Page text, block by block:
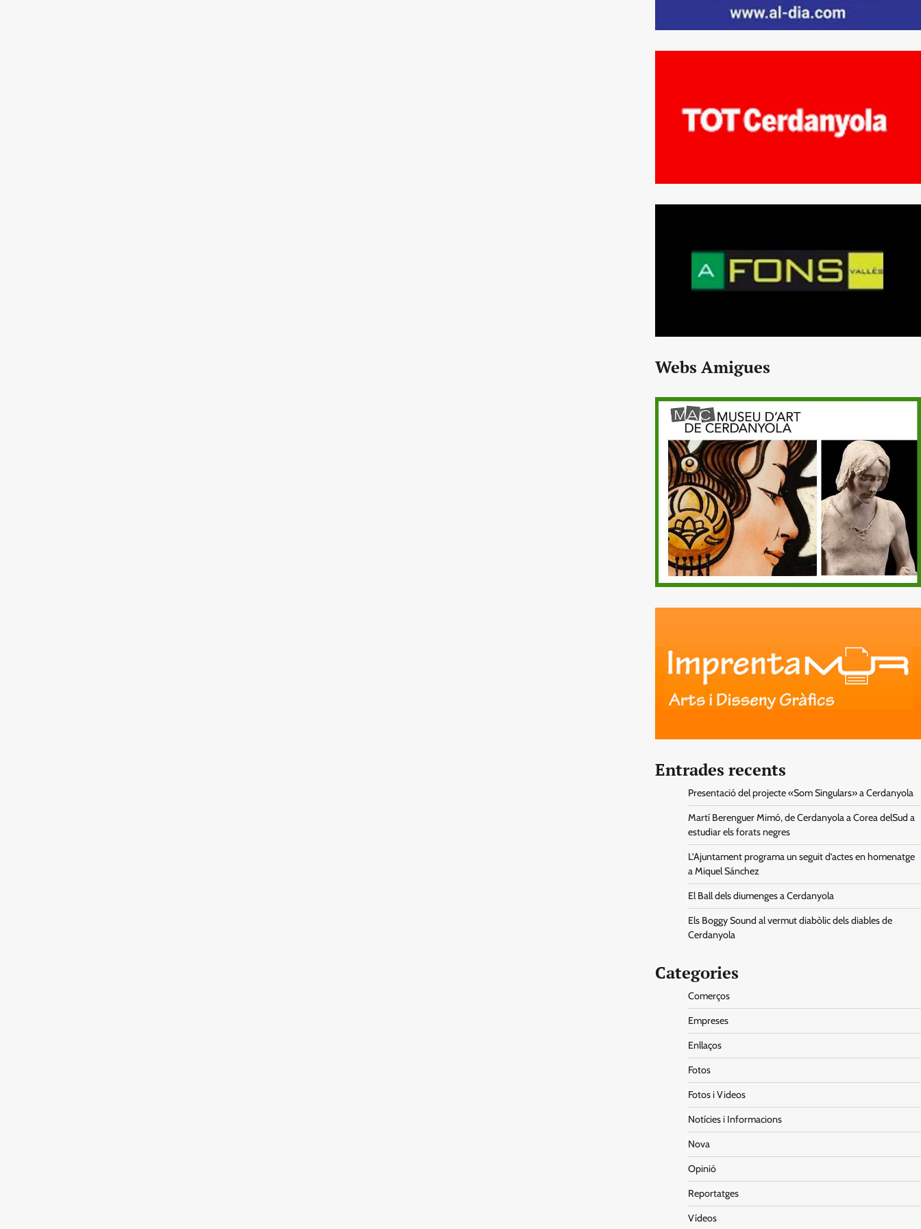
Webs Amigues
Entrades recents
Presentació del projecte «Som Singulars» a Cerdanyola
Martí Berenguer Mimó, de Cerdanyola a Corea delSud a
estudiar els forats negres
L’Ajuntament programa un seguit d’actes en homenatge
a Miquel Sánchez
El Ball dels diumenges a Cerdanyola
Els Boggy Sound al vermut diabòlic dels diables de
Cerdanyola
Categories
Comerços
Empreses
Enllaços
Fotos
Fotos i Videos
Notícies i Informacions
Nova
Opinió
Reportatges
Vídeos